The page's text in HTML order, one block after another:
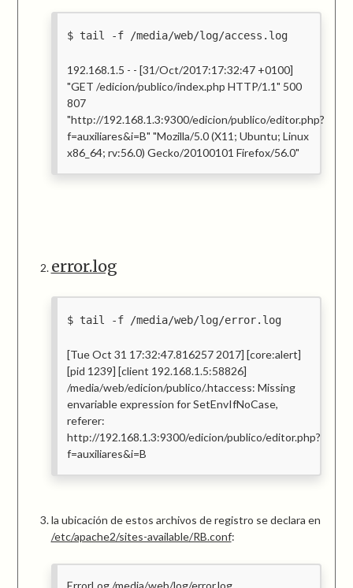
tail -f /media/web/log/access.log
192.168.1.5 - - [31/Oct/2017:17:32:47 +0100]
"GET /edicion/publico/index.php HTTP/1.1" 500
807
"http://192.168.1.3:9300/edicion/publico/editor.php?
f=auxiliares&i=B" "Mozilla/5.0 (X11; Ubuntu; Linux
x86_64; rv:56.0) Gecko/20100101 Firefox/56.0"
error.log
tail -f /media/web/log/error.log
[Tue Oct 31 17:32:47.816257 2017] [core:alert]
[pid 1239] [client 192.168.1.5:58826]
/media/web/edicion/publico/.htaccess: Missing
envariable expression for SetEnvIfNoCase,
referer:
http://192.168.1.3:9300/edicion/publico/editor.php?
f=auxiliares&i=B
la ubicación de estos archivos de registro se declara en
/etc/apache2/sites-available/RB.conf: